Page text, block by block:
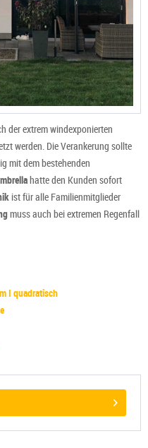
der extrem windexponierten
werden. Die Verankerung sollte
mit dem bestehenden
hatte den Kunden sofort
ist für alle Familienmitglieder
muss auch bei extremen Regenfall
I quadratisch